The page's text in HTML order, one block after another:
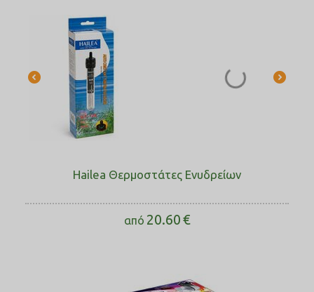
Hailea Θερμοστάτες Ενυδρείων
από 20.60€